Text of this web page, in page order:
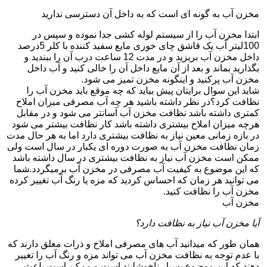
مخزن آب به گونه ای است که به داخل آن دسترسی ندارید
ابتدا مخزن آب را از سیستم لوله کشی جدا نموده و سپس در
100لیتر آب یک قاشق چای خوری مایع سفید کننده با کلر 5درصد
داخل مخزن آب بریزید و در مدت 12 ساعت درب آن را ببندید و
بگذارید بماند و بعد از آن مایع داخل آن را خالی کنید و آب داخل
مخزن آب پرکنید و اینگونه مخزن تمیز می شود.
شاید این سوال برایتان پیش بیاید که چه موقع باید مخزن آب را
نظافت کرد؟در نظر داشته باشید هر چه آب مصرفی میزان املاح
کمتری داشته باشد نظافت مخزن آب آسانتر می شود و در مقابل
هرچه میزان املاح بیشتری داشته باشد کار نظافت بیشتر می شود
در بازه زمانی معین نیاز به نظافت بیشتری دارد اما به هر حال مدت
زمان نظافت مخزن آب به صورت دوره ای یکبار در سال است ولی
ممکن است مخزن آب نیاز به نظافت بیشتری در سال داشته باشد
که این موضوع به کیفیت آب مصرفی در مخزن آب برمیگردد.شما
می توانید هر زمان که احساس کردید که مزه یا رنگ آب تغییر کرده
مخزن آب را نظافت کنید.
مخزن آب
آیا مخزن آب نیاز به نظافت دارد؟
همان طور که میدانید آب های مصرفی املاح و ذرات معلق دارند که
با عدم توجه به نظافت مخزن آب می تواند مزه و رنگ آب را تغییر